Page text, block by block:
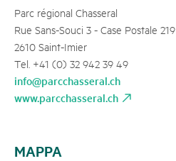
Parc régional Chasseral
Rue Sans-Souci 3 - Case Postale 219
2610 Saint-Imier
Tel. +41 (0) 32 942 39 49
info@parcchasseral.ch
www.parcchasseral.ch
MAPPA